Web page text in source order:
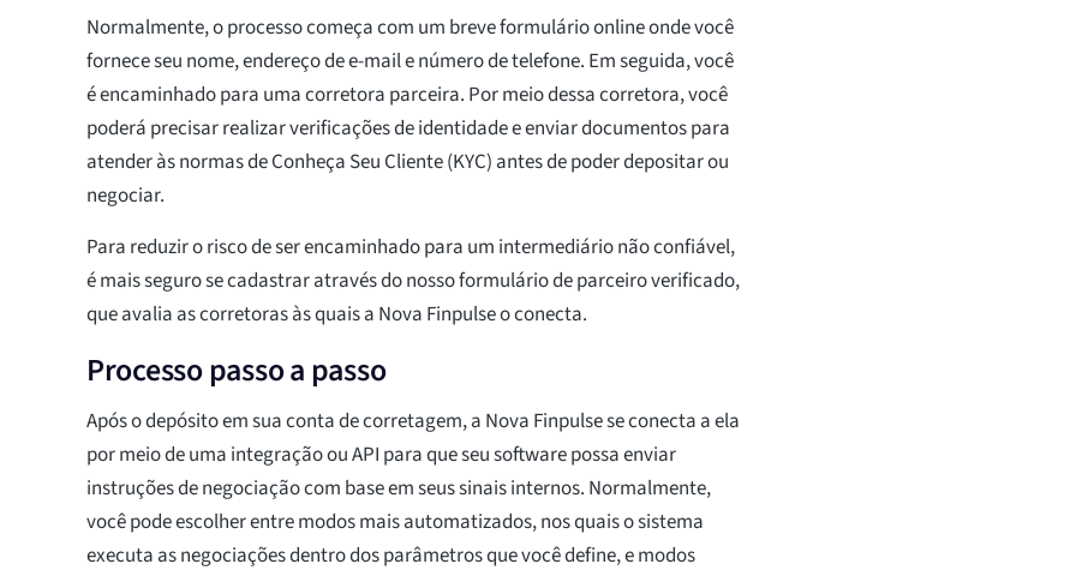
Normalmente, o processo começa com um breve formulário online onde você
fornece seu nome, endereço de e-mail e número de telefone. Em seguida, você
é encaminhado para uma corretora parceira. Por meio dessa corretora, você
poderá precisar realizar verificações de identidade e enviar documentos para
atender às normas de Conheça Seu Cliente (KYC) antes de poder depositar ou
negociar.
Para reduzir o risco de ser encaminhado para um intermediário não confiável,
é mais seguro se cadastrar através do nosso formulário de parceiro verificado,
que avalia as corretoras às quais a Nova Finpulse o conecta.
Processo passo a passo
Após o depósito em sua conta de corretagem, a Nova Finpulse se conecta a ela
por meio de uma integração ou API para que seu software possa enviar
instruções de negociação com base em seus sinais internos. Normalmente,
você pode escolher entre modos mais automatizados, nos quais o sistema
executa as negociações dentro dos parâmetros que você define, e modos